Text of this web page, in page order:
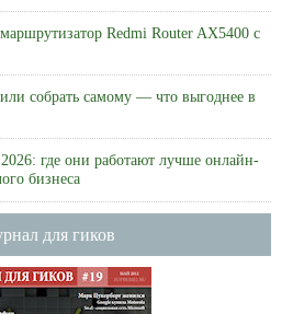
Redmi Router AX5400 с
собрать самому — что выгоднее в
где они работают лучше онлайн-
бизнеса
для гиков